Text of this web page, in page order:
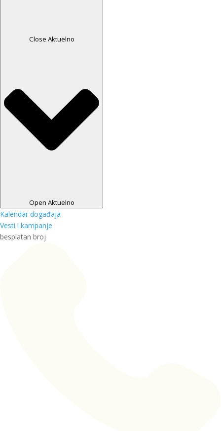
Close Aktuelno
Open Aktuelno
Kalendar događaja
Vesti i kampanje
besplatan broj